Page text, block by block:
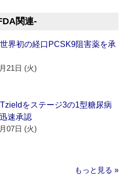
関連‐
界初の経口PCSK9阻害薬を承
21日 (火)
をステージ3の1型糖尿病
速承認
07日 (火)
もっと見る »